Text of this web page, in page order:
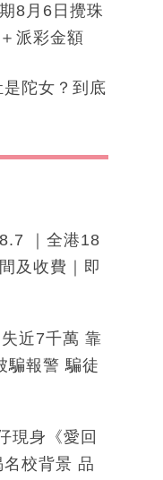
8月6日攪珠
派彩金額
陀女？到底
｜全港18
及收費｜即
近7千萬 靠
騙報警 騙徒
現身《愛回
校背景 品